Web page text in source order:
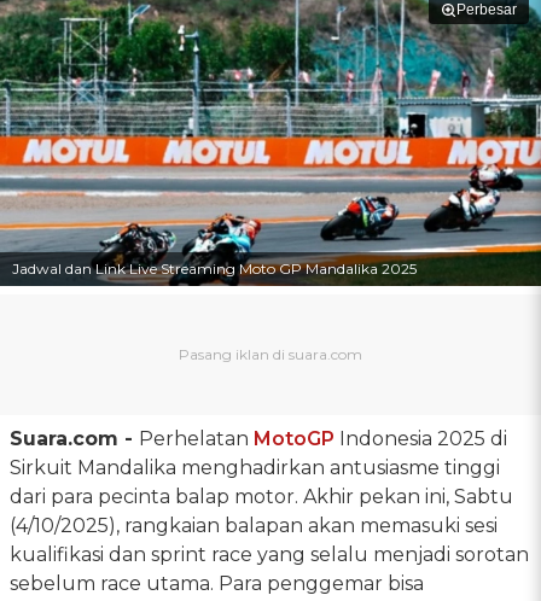
Perbesar
Jadwal dan Link Live Streaming Moto GP Mandalika 2025
Suara.com - Perhelatan MotoGP Indonesia 2025 di
Sirkuit Mandalika menghadirkan antusiasme tinggi
dari para pecinta balap motor. Akhir pekan ini, Sabtu
(4/10/2025), rangkaian balapan akan memasuki sesi
kualifikasi dan sprint race yang selalu menjadi sorotan
sebelum race utama. Para penggemar bisa